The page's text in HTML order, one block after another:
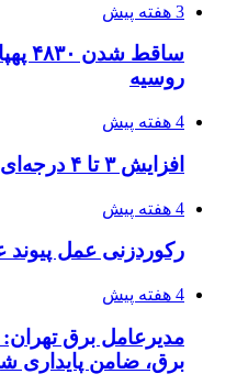
طی ۲ تا ۳ ماه آینده
۱۴۰۵/۰۴/۱۵
برای عنوان یازدهمی
۱۴۰۵/۰۴/۱۵
عاشقانه، دارک
۱۴۰۵/۰۴/۱۴
راهنمای جامع خرید
دقیق‌ترین ابزارها را